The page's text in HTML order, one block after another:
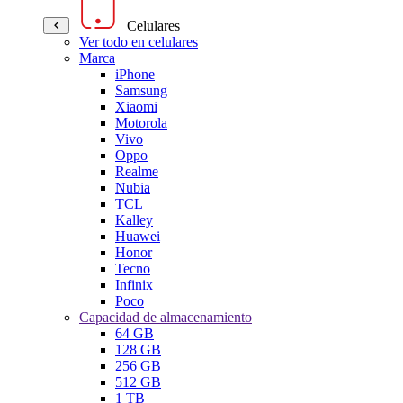
Celulares
Ver todo en celulares
Marca
iPhone
Samsung
Xiaomi
Motorola
Vivo
Oppo
Realme
Nubia
TCL
Kalley
Huawei
Honor
Tecno
Infinix
Poco
Capacidad de almacenamiento
64 GB
128 GB
256 GB
512 GB
1 TB